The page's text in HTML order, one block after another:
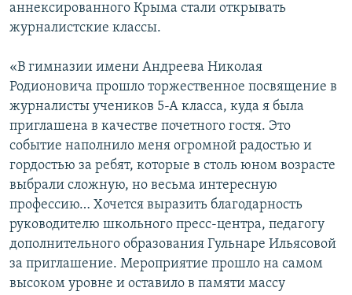
аннексированного Крыма стали открывать
журналистские классы.
«В гимназии имени Андреева Николая
Родионовича прошло торжественное посвящение в
журналисты учеников 5-А класса, куда я была
приглашена в качестве почетного гостя. Это
событие наполнило меня огромной радостью и
гордостью за ребят, которые в столь юном возрасте
выбрали сложную, но весьма интересную
профессию… Хочется выразить благодарность
руководителю школьного пресс-центра, педагогу
дополнительного образования Гульнаре Ильясовой
за приглашение. Мероприятие прошло на самом
высоком уровне и оставило в памяти массу